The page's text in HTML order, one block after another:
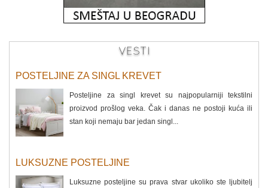
VESTI
POSTELJINE ZA SINGL KREVET
Posteljine za singl krevet su najpopularniji tekstilni
proizvod prošlog veka. Čak i danas ne postoji kuća ili
stan koji nemaju bar jedan singl...
LUKSUZNE POSTELJINE
Luksuzne posteljine su prava stvar ukoliko ste ljubitelj